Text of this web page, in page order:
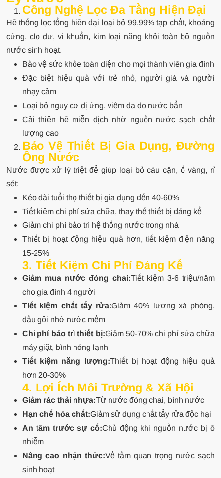
Công Nghệ Lọc Đa Tầng Hiện Đại
Hệ thống lọc tổng hiện đại loại bỏ 99,99% tạp chất, khoáng
cứng, clo dư, vi khuẩn, kim loại nặng khỏi toàn bộ nguồn
nước sinh hoạt.
Bảo vệ sức khỏe toàn diện cho mọi thành viên gia đình
Đặc biệt hiệu quả với trẻ nhỏ, người già và người
nhạy cảm
Loại bỏ nguy cơ dị ứng, viêm da do nước bẩn
Cải thiện hệ miễn dịch nhờ nguồn nước sạch chất
lượng cao
Bảo Vệ Thiết Bị Gia Dụng, Đường
Ống Nước
Nước được xử lý triệt để giúp loại bỏ cáu cặn, ố vàng, rỉ
sét:
Kéo dài tuổi thọ thiết bị gia dụng đến 40-60%
Tiết kiệm chi phí sửa chữa, thay thế thiết bị đáng kể
Giảm chi phí bảo trì hệ thống nước trong nhà
Thiết bị hoạt động hiệu quả hơn, tiết kiệm điện năng
15-25%
3. Tiết Kiệm Chi Phí Đáng Kể
Giảm mua nước đóng chai:Tiết kiệm 3-6 triệu/năm
cho gia đình 4 người
Tiết kiệm chất tẩy rửa:Giảm 40% lượng xà phòng,
dầu gội nhờ nước mềm
Chi phí bảo trì thiết bị:Giảm 50-70% chi phí sửa chữa
máy giặt, bình nóng lạnh
Tiết kiệm năng lượng:Thiết bị hoạt động hiệu quả
hơn 20-30%
4. Lợi Ích Môi Trường & Xã Hội
Giảm rác thải nhựa:Từ nước đóng chai, bình nước
Hạn chế hóa chất:Giảm sử dụng chất tẩy rửa độc hại
An tâm trước sự cố:Chủ động khi nguồn nước bị ô
nhiễm
Nâng cao nhận thức:Về tầm quan trọng nước sạch
sinh hoạt